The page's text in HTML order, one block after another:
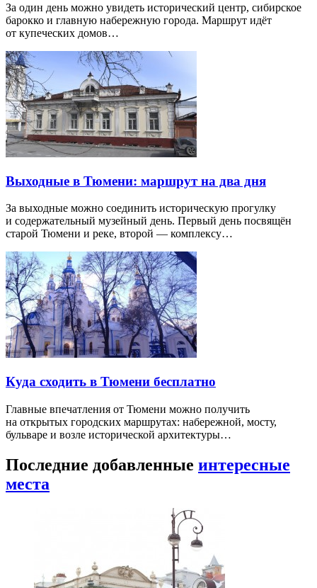
За один день можно увидеть исторический центр, сибирское
барокко и главную набережную города. Маршрут идёт
от купеческих домов…
Выходные в Тюмени: маршрут на два дня
За выходные можно соединить историческую прогулку
и содержательный музейный день. Первый день посвящён
старой Тюмени и реке, второй — комплексу…
Куда сходить в Тюмени бесплатно
Главные впечатления от Тюмени можно получить
на открытых городских маршрутах: набережной, мосту,
бульваре и возле исторической архитектуры…
Последние добавленные интересные
места